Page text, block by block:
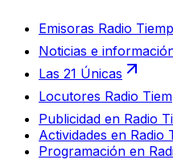
Emisoras Radio
Noticias e
Las 21 Únicas
Locutores Radio
Publicidad en Radio
Actividades en Radio
Programación en